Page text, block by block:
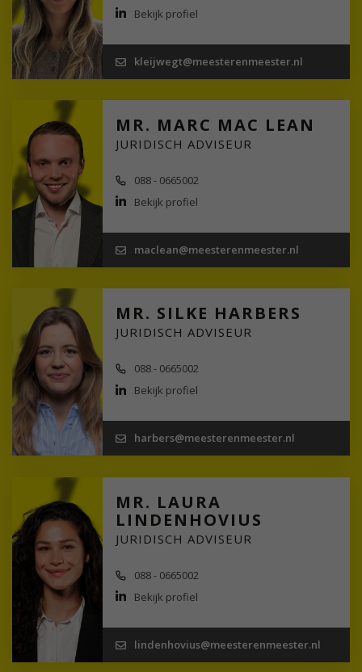
Bekijk profiel
kleijwegt@meesterenmeester.nl
MR. MARC MAC LEAN
JURIDISCH ADVISEUR
088 - 0665002
Bekijk profiel
maclean@meesterenmeester.nl
MR. SILKE HARBERS
JURIDISCH ADVISEUR
088 - 0665002
Bekijk profiel
harbers@meesterenmeester.nl
MR. LAURA
LINDENHOVIUS
JURIDISCH ADVISEUR
088 - 0665002
Bekijk profiel
lindenhovius@meesterenmeester.nl